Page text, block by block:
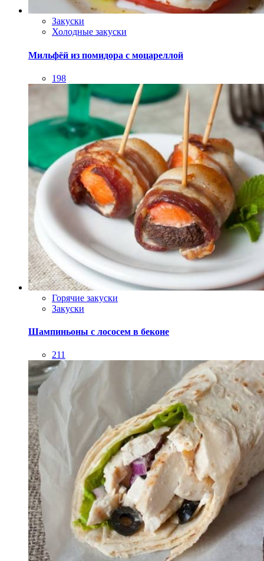
Закуски
Холодные закуски
Мильфёй из помидора с моцареллой
198
Горячие закуски
Закуски
Шампиньоны с лососем в беконе
211